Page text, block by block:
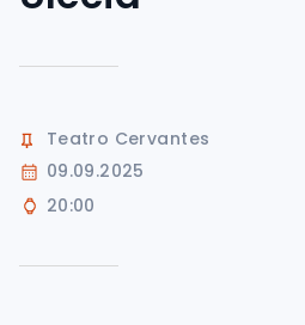
Teatro Cervantes
09.09.2025
20:00